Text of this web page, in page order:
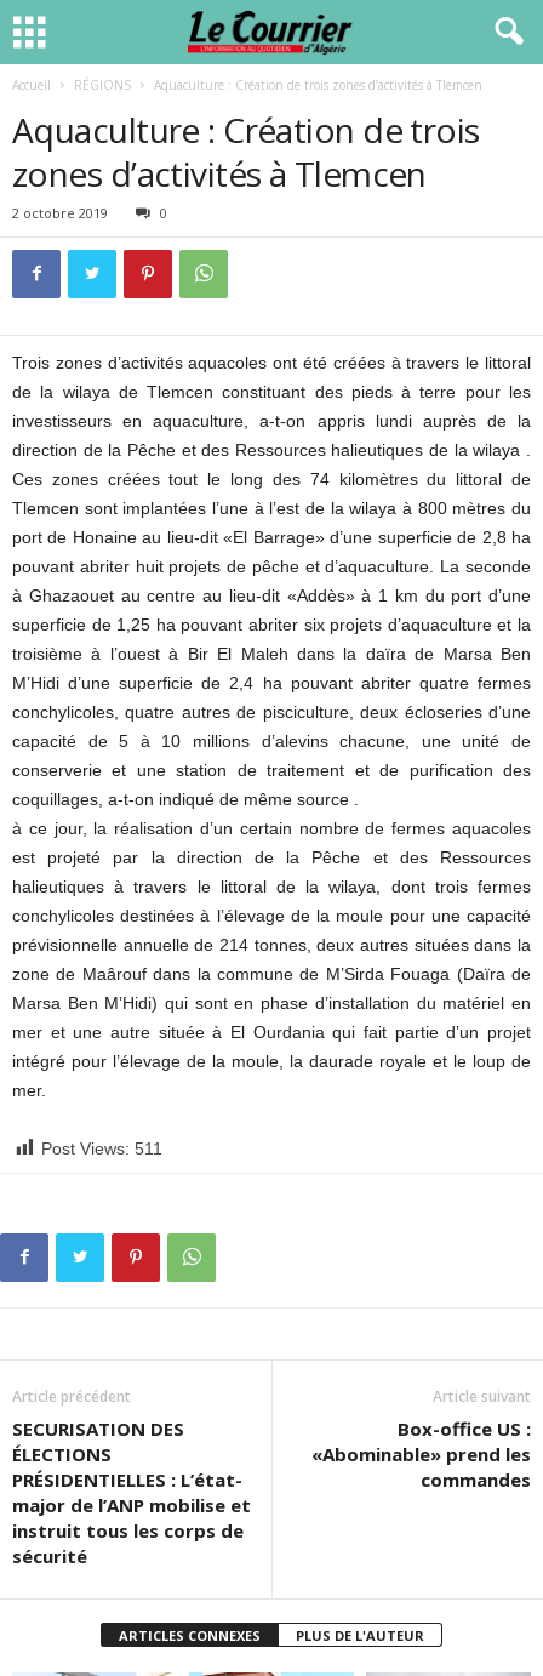
Accueil RÉGIONS Aquaculture : Création de trois zones d’activités à Tlemcen
Aquaculture : Création de trois
zones d’activités à Tlemcen
2 octobre 2019 0
Trois zones d’activités aquacoles ont été créées à travers le littoral
de la wilaya de Tlemcen constituant des pieds à terre pour les
investisseurs en aquaculture, a-t-on appris lundi auprès de la
direction de la Pêche et des Ressources halieutiques de la wilaya .
Ces zones créées tout le long des 74 kilomètres du littoral de
Tlemcen sont implantées l’une à l’est de la wilaya à 800 mètres du
port de Honaine au lieu-dit «El Barrage» d’une superficie de 2,8 ha
pouvant abriter huit projets de pêche et d’aquaculture. La seconde
à Ghazaouet au centre au lieu-dit «Addès» à 1 km du port d’une
superficie de 1,25 ha pouvant abriter six projets d’aquaculture et la
troisième à l’ouest à Bir El Maleh dans la daïra de Marsa Ben
M’Hidi d’une superficie de 2,4 ha pouvant abriter quatre fermes
conchylicoles, quatre autres de pisciculture, deux écloseries d’une
capacité de 5 à 10 millions d’alevins chacune, une unité de
conserverie et une station de traitement et de purification des
coquillages, a-t-on indiqué de même source .
à ce jour, la réalisation d’un certain nombre de fermes aquacoles
est projeté par la direction de la Pêche et des Ressources
halieutiques à travers le littoral de la wilaya, dont trois fermes
conchylicoles destinées à l’élevage de la moule pour une capacité
prévisionnelle annuelle de 214 tonnes, deux autres situées dans la
zone de Maârouf dans la commune de M’Sirda Fouaga (Daïra de
Marsa Ben M’Hidi) qui sont en phase d’installation du matériel en
mer et une autre située à El Ourdania qui fait partie d’un projet
intégré pour l’élevage de la moule, la daurade royale et le loup de
mer.
Post Views: 511
Article précédent
SECURISATION DES
ÉLECTIONS
PRÉSIDENTIELLES : L’état-
major de l’ANP mobilise et
instruit tous les corps de
sécurité
Article suivant
Box-office US :
«Abominable» prend les
commandes
ARTICLES CONNEXES PLUS DE L'AUTEUR